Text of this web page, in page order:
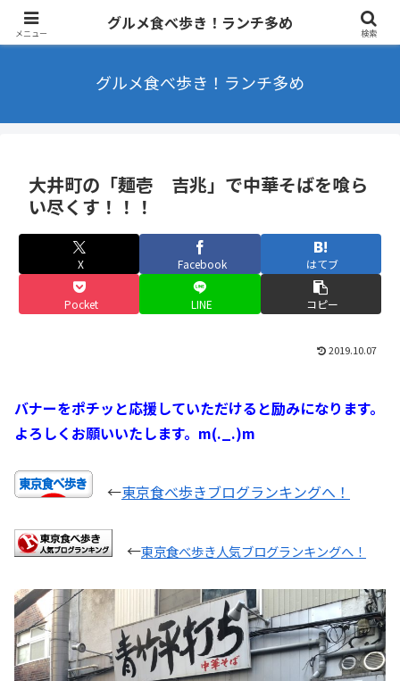
東京を中心にラーメンやカフェなどを食べ歩きするブログ ランチ・B級グル
メ多め
グルメ食べ歩き！ランチ多め
大井町の「麺壱 吉兆」で中華そばを喰ら
い尽くす！！！
X Facebook はてブ
Pocket LINE コピー
2019.10.07
バナーをポチッと応援していただけると励みになります。
よろしくお願いいたします。m(._.)m
←東京食べ歩きブログランキングへ！
←東京食べ歩き人気ブログランキングへ！
メニュー
グルメ食べ歩き！ランチ多め
検索